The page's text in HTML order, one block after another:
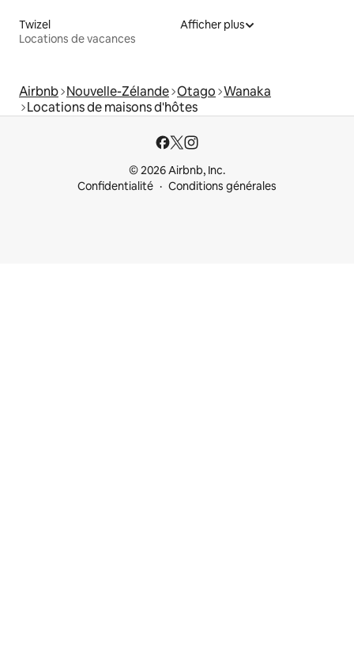
Twizel
Locations de vacances
Afficher plus
Airbnb Nouvelle-Zélande Otago Wanaka
Locations de maisons d'hôtes
© 2026 Airbnb, Inc.
Confidentialité
Conditions générales